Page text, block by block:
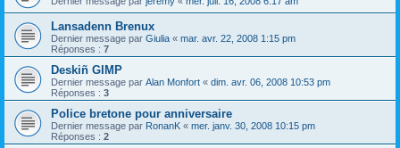
Lansadenn Brenux
Dernier message par Giulia « mar. avr. 22, 2008 1:15 pm
Réponses : 7
Deskiñ GIMP
Dernier message par Alan Monfort « dim. avr. 06, 2008 10:53 pm
Réponses : 3
Police bretone pour anniversaire
Dernier message par RonanK « mer. janv. 30, 2008 10:15 pm
Réponses : 2